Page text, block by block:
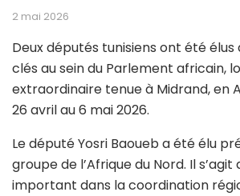
2 mai 2026
Deux députés tunisiens ont été
clés au sein du Parlement africain,
extraordinaire tenue à Midrand, en
26 avril au 6 mai 2026.
Le député Yosri Baoueb a été élu
groupe de l’Afrique du Nord. Il s’agit
important dans la coordination